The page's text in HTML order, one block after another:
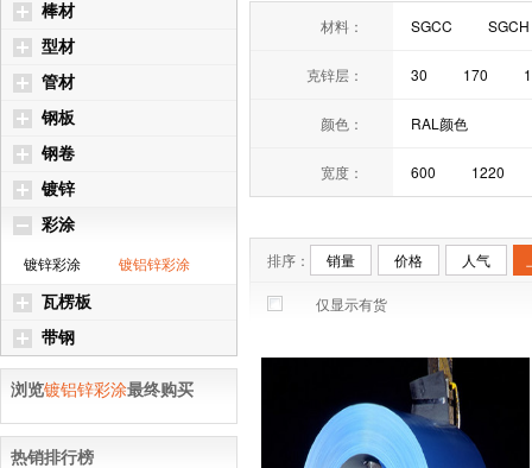
材料： SGCC SGCH
克锌层： 30 170
颜色：
RAL颜色
宽度： 600 1220
排序： 销量 价格 人气
仅显示有货
棒材
型材
管材
钢板
钢卷
镀锌
彩涂
镀锌彩涂 镀铝锌彩涂
瓦楞板
带钢
浏览镀铝锌彩涂最终购买
热销排行榜